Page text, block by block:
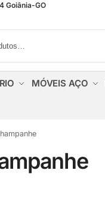
Goiânia-GO
MÓVEIS AÇO